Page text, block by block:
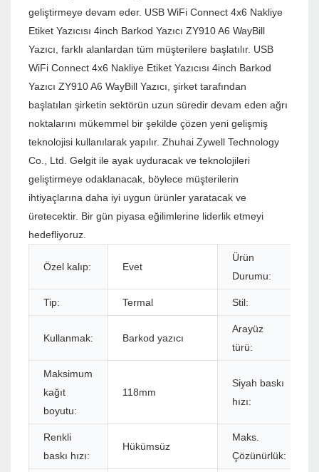
geliştirmeye devam eder. USB WiFi Connect 4x6 Nakliye
Etiket Yazıcısı 4inch Barkod Yazıcı ZY910 A6 WayBill
Yazıcı, farklı alanlardan tüm müşterilere başlatılır. USB
WiFi Connect 4x6 Nakliye Etiket Yazıcısı 4inch Barkod
Yazıcı ZY910 A6 WayBill Yazıcı, şirket tarafından
başlatılan şirketin sektörün uzun süredir devam eden ağrı
noktalarını mükemmel bir şekilde çözen yeni gelişmiş
teknolojisi kullanılarak yapılır. Zhuhai Zywell Technology
Co., Ltd. Gelgit ile ayak uyduracak ve teknolojileri
geliştirmeye odaklanacak, böylece müşterilerin
ihtiyaçlarına daha iyi uygun ürünler yaratacak ve
üretecektir. Bir gün piyasa eğilimlerine liderlik etmeyi
hedefliyoruz.
Özel kalıp: Evet
Ürün
Durumu:
Tip: Termal Stil:
Kullanmak: Barkod yazıcı
Arayüz
türü:
Maksimum
kağıt
boyutu:
118mm
Siyah baskı
hızı:
Renkli
baskı hızı:
Hükümsüz
Maks.
Çözünürlük: